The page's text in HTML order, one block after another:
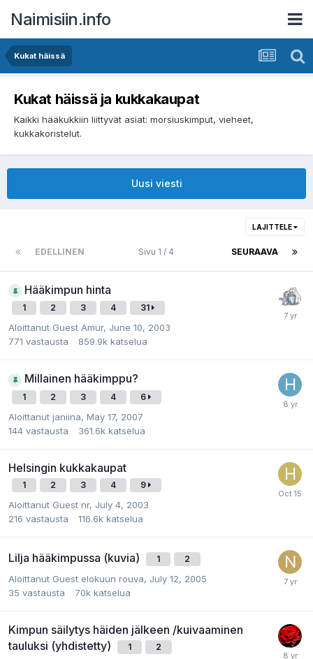
Naimisiin.info
Kukat häissä
Kukat häissä ja kukkakaupat
Kaikki hääkukkiin liittyvät asiat: morsiuskimput, vieheet,
kukkakoristelut.
Uusi viesti
LAJITTELE
EDELLINEN SEURAAVA
Sivu 1 / 4
Hääkimpun hinta
1 2 3 4 31
Aloittanut Guest Amur, June 10, 2003
771 vastausta 859.9k katselua
Millainen hääkimppu?
1 2 3 4 6
Aloittanut janiina, May 17, 2007
144 vastausta 361.6k katselua
Helsingin kukkakaupat
1 2 3 4 9
Aloittanut Guest nr, July 4, 2003
216 vastausta 116.6k katselua
Lilja hääkimpussa (kuvia) 1 2
Aloittanut Guest elokuun rouva, July 12, 2005
35 vastausta 70k katselua
Kimpun säilytys häiden jälkeen /kuivaaminen
tauluksi (yhdistetty)
1 2